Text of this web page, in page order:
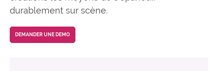
durablement sur scène.
DEMANDER UNE DEMO